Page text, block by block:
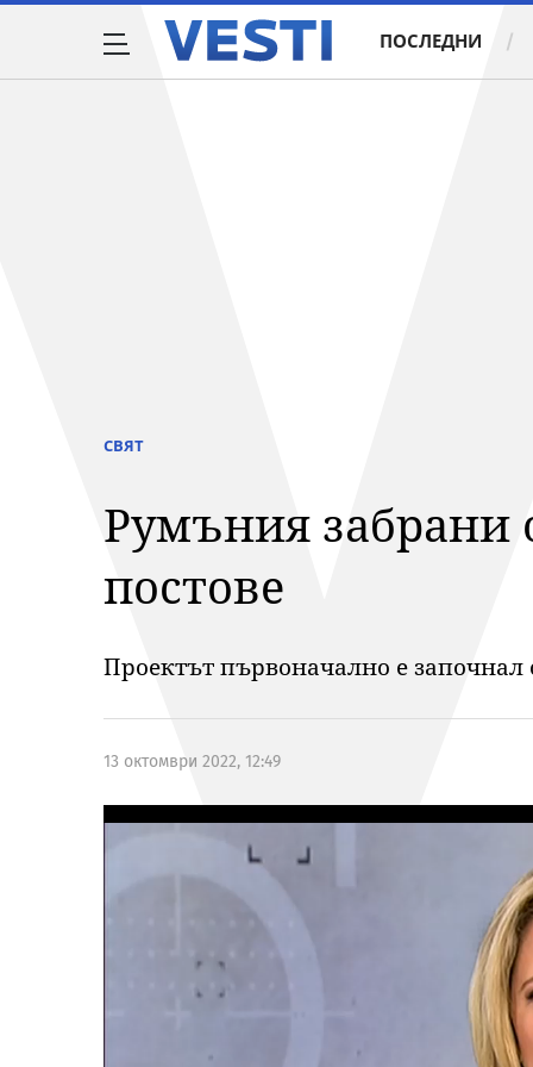
ПОСЛЕДНИ
СВЯТ
Румъния забрани
постове
Проектът първоначално е започнал
13 октомври 2022, 12:49